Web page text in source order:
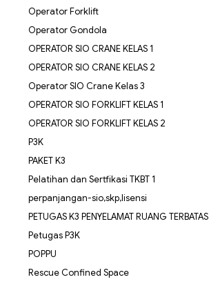
Operator Forklift
Operator Gondola
OPERATOR SIO CRANE KELAS 1
OPERATOR SIO CRANE KELAS 2
Operator SIO Crane Kelas 3
OPERATOR SIO FORKLIFT KELAS 1
OPERATOR SIO FORKLIFT KELAS 2
P3K
PAKET K3
Pelatihan dan Sertfikasi TKBT 1
perpanjangan-sio,skp,lisensi
PETUGAS K3 PENYELAMAT RUANG TERBATAS
Petugas P3K
POPPU
Rescue Confined Space